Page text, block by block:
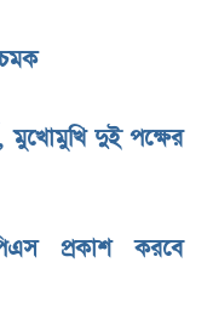
চমক
মুখোমুখি দুই পক্ষের
প্রকাশ করবে